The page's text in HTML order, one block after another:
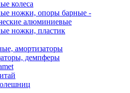
колеса
ножки, опоры барные -
алюминиевые
ножки, пластик
амортизаторы
демпферы